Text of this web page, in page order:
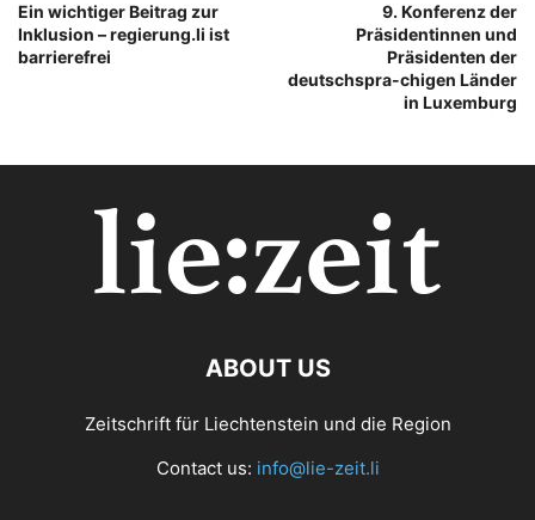
Ein wichtiger Beitrag zur
Inklusion – regierung.li ist
barrierefrei
9. Konferenz der
Präsidentinnen und
Präsidenten der
deutschspra-chigen Länder
in Luxemburg
ABOUT US
Zeitschrift für Liechtenstein und die Region
Contact us: info@lie-zeit.li